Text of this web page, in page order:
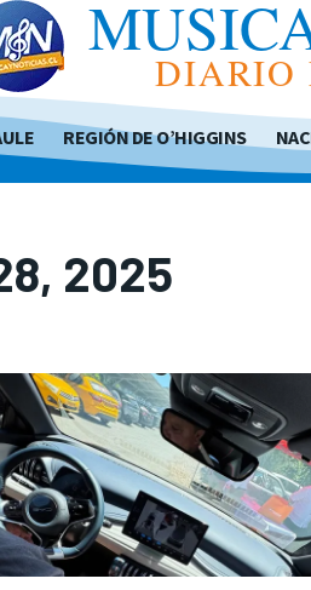
DIARIO
REGIÓN DE O’HIGGINS
2025